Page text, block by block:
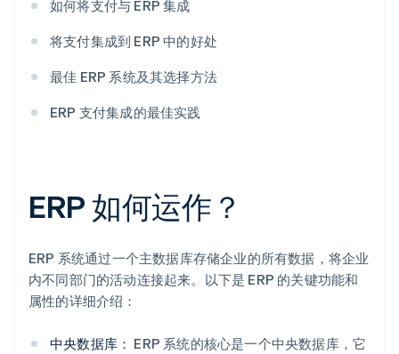
如何将支付与 ERP 集成
将支付集成到 ERP 中的好处
最佳 ERP 系统及其选择方法
ERP 支付集成的最佳实践
ERP 如何运作？
ERP 系统通过一个主数据库存储企业的所有数据，将企业
内不同部门的活动连接起来。以下是 ERP 的关键功能和
属性的详细介绍：
中央数据库： ERP 系统的核心是一个中央数据库，它